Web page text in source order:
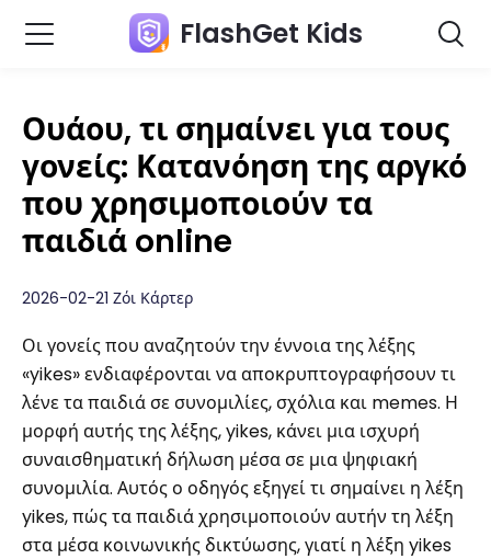
FlashGet Kids
Ουάου, τι σημαίνει για τους
γονείς: Κατανόηση της αργκό
που χρησιμοποιούν τα
παιδιά online
2026-02-21 Ζόι Κάρτερ
Οι γονείς που αναζητούν την έννοια της λέξης
«yikes» ενδιαφέρονται να αποκρυπτογραφήσουν τι
λένε τα παιδιά σε συνομιλίες, σχόλια και memes. Η
μορφή αυτής της λέξης, yikes, κάνει μια ισχυρή
συναισθηματική δήλωση μέσα σε μια ψηφιακή
συνομιλία. Αυτός ο οδηγός εξηγεί τι σημαίνει η λέξη
yikes, πώς τα παιδιά χρησιμοποιούν αυτήν τη λέξη
στα μέσα κοινωνικής δικτύωσης, γιατί η λέξη yikes